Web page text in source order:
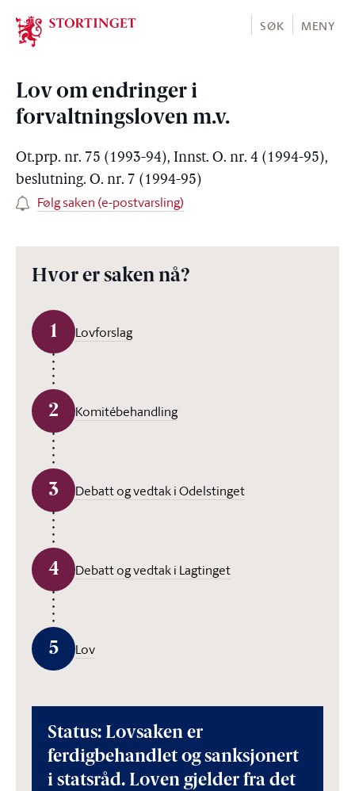
Stortinget.no
SØK MENY
Lov om endringer i
forvaltningsloven m.v.
Ot.prp. nr. 75 (1993-94), Innst. O. nr. 4 (1994-95),
beslutning. O. nr. 7 (1994-95)
Følg saken (e-postvarsling)
Hvor er saken nå?
1 Lovforslag
2 Komitébehandling
3 Debatt og vedtak i Odelstinget
4 Debatt og vedtak i Lagtinget
5 Lov
Status: Lovsaken er
ferdigbehandlet og sanksjonert
i statsråd. Loven gjelder fra det